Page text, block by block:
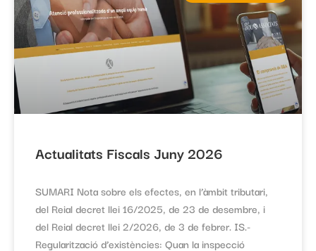
Actualitats Fiscals Juny 2026
SUMARI Nota sobre els efectes, en l’àmbit tributari,
del Reial decret llei 16/2025, de 23 de desembre, i
del Reial decret llei 2/2026, de 3 de febrer. IS.-
Regularització d’existències: Quan la inspecció